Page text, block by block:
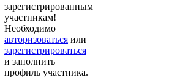
зарегистрированным
участникам!
Необходимо
авторизоваться или
зарегистрироваться
и заполнить
профиль участника.